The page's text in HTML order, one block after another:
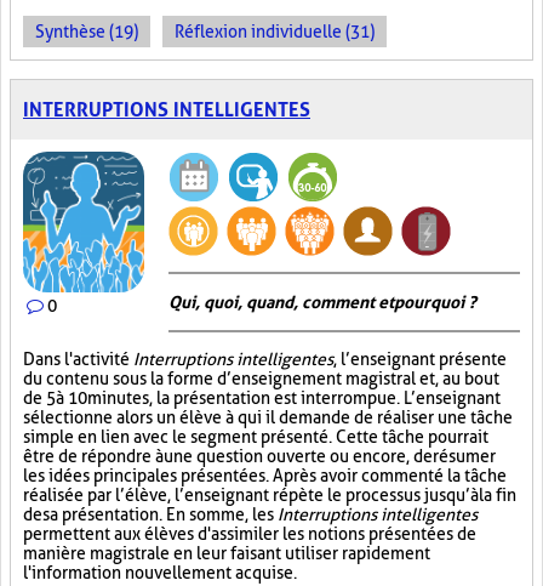
Synthèse (19) Réflexion individuelle (31)
INTERRUPTIONS INTELLIGENTES
0 Qui, quoi, quand, comment et pourquoi ?
Dans l'activité Interruptions intelligentes, l’enseignant présente
du contenu sous la forme d’enseignement magistral et, au bout
de 5 à 10 minutes, la présentation est interrompue. L’enseignant
sélectionne alors un élève à qui il demande de réaliser une tâche
simple en lien avec le segment présenté. Cette tâche pourrait
être de répondre à une question ouverte ou encore, de résumer
les idées principales présentées. Après avoir commenté la tâche
réalisée par l’élève, l’enseignant répète le processus jusqu’à la fin
de sa présentation. En somme, les Interruptions intelligentes
permettent aux élèves d'assimiler les notions présentées de
manière magistrale en leur faisant utiliser rapidement
l'information nouvellement acquise.